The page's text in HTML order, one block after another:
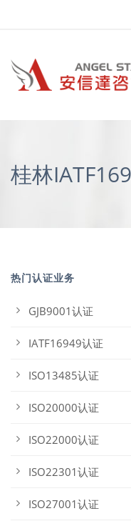
桂林
热门认证业务
GJB9001认证
IATF16949认证
ISO13485认证
ISO20000认证
ISO22000认证
ISO22301认证
ISO27001认证